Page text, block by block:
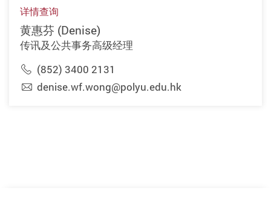
详情查询
黄惠芬 (Denise)
传讯及公共事务高级经理
(852) 3400 2131
denise.wf.wong@polyu.edu.hk